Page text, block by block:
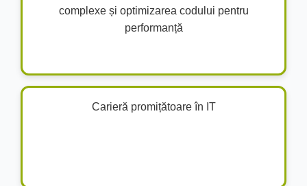
complexe și optimizarea codului pentru
performanță
Carieră promițătoare în IT